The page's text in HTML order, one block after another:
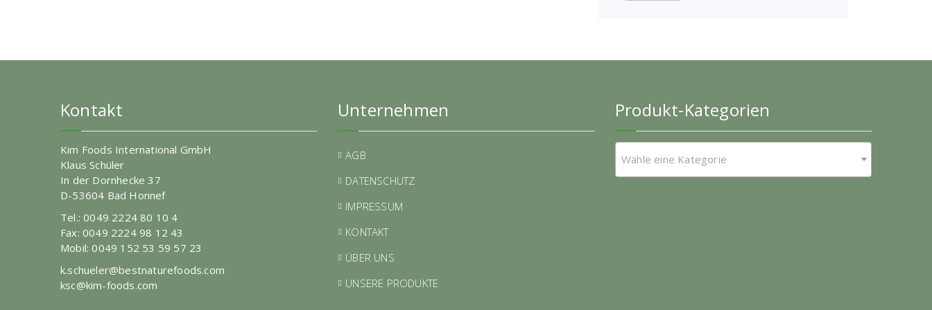
Kontakt
Kim Foods International GmbH
Klaus Schüler
In der Dornhecke 37
D-53604 Bad Honnef
Tel.: 0049 2224 80 10 4
Fax: 0049 2224 98 12 43
Mobil: 0049 152 53 59 57 23
k.schueler@bestnaturefoods.com
ksc@kim-foods.com
Unternehmen
AGB
DATENSCHUTZ
IMPRESSUM
KONTAKT
ÜBER UNS
UNSERE PRODUKTE
Produkt-Kategorien
Wähle eine Kategorie